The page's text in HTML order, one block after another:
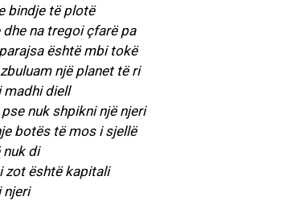
bindje të plotë
na tregoi çfarë pa
është mbi tokë
një planet të ri
madhi diell
nuk shpikni një njeri
botës të mos i sjellë
nuk di
zot është kapitali
njeri